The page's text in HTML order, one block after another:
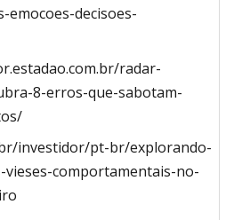
emocoes-decisoes-
radar-
8-erros-que-sabotam-
investidor/pt-br/explorando-
vieses-comportamentais-no-